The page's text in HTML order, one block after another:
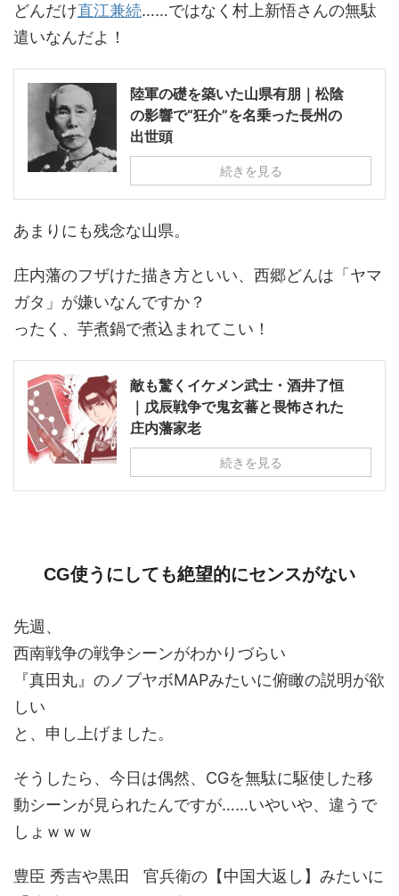
どんだけ直江兼続……ではなく村上新悟さんの無駄
遣いなんだよ！
陸軍の礎を築いた山県有朋｜松陰
の影響で“狂介”を名乗った長州の
出世頭
続きを見る
あまりにも残念な山県。
庄内藩のフザけた描き方といい、西郷どんは「ヤマ
ガタ」が嫌いなんですか？
ったく、芋煮鍋で煮込まれてこい！
敵も驚くイケメン武士・酒井了恒
｜戊辰戦争で鬼玄蕃と畏怖された
庄内藩家老
続きを見る
CG使うにしても絶望的にセンスがない
先週、
西南戦争の戦争シーンがわかりづらい
『真田丸』のノブヤボMAPみたいに俯瞰の説明が欲
しい
と、申し上げました。
そうしたら、今日は偶然、CGを無駄に駆使した移
動シーンが見られたんですが……いやいや、違うで
しょｗｗｗ
豊臣 秀吉や黒田 官兵衛の【中国大返し】みたいに